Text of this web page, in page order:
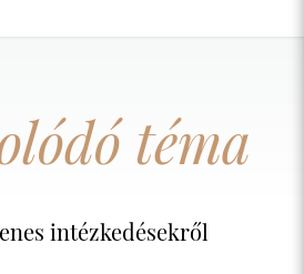
téma
intézkedésekről